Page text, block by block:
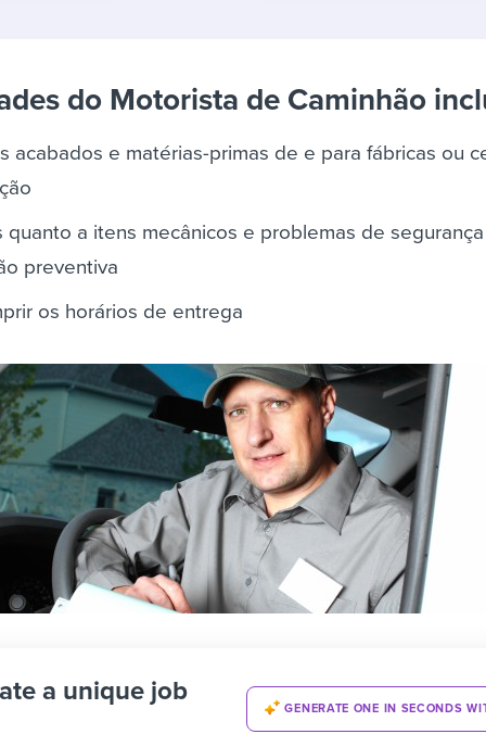
do Motorista de Caminhão
acabados e matérias-primas de e para fábricas ou
quanto a itens mecânicos e problemas de
preventiva
os horários de entrega
a unique job
GENERATE ONE IN SECONDS